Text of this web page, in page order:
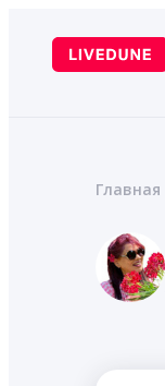
содержимому
Главная